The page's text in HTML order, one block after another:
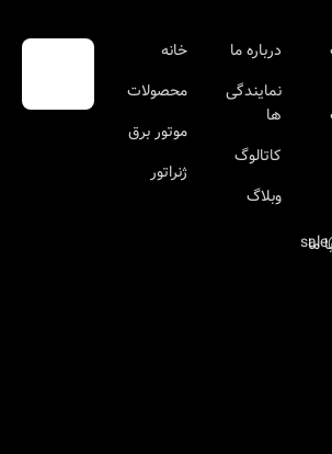
ما
درباره ما
نمایندگی
ها
کاتالوگ
وبلاگ
خانه
محصولات
موتور برق
ژنراتور